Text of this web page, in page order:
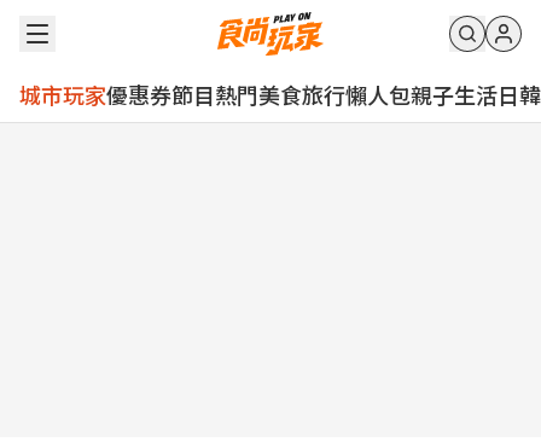
城市玩家優惠券節目熱門美食旅行懶人包親子生活日韓